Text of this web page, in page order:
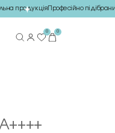
продукціяПрофесійно підібраний
0 0